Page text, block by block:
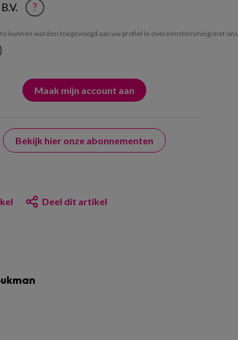
?
kunnen worden toegevoegd aan uw profiel in overeenstemming met ons
Bekijk hier onze abonnementen
Deel dit artikel